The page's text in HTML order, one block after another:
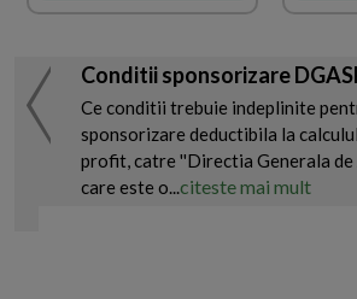
Conditii sponsorizare
Ce conditii trebuie indeplinite
sponsorizare deductibila la
profit, catre ''Directia Generala de
care este o...citeste mai mult